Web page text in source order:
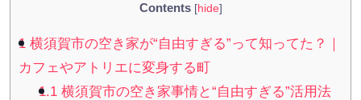
Contents [hide]
1 横須賀市の空き家が“自由すぎる”って知ってた？｜
カフェやアトリエに変身する町
1.1 横須賀市の空き家事情と“自由すぎる”活用法